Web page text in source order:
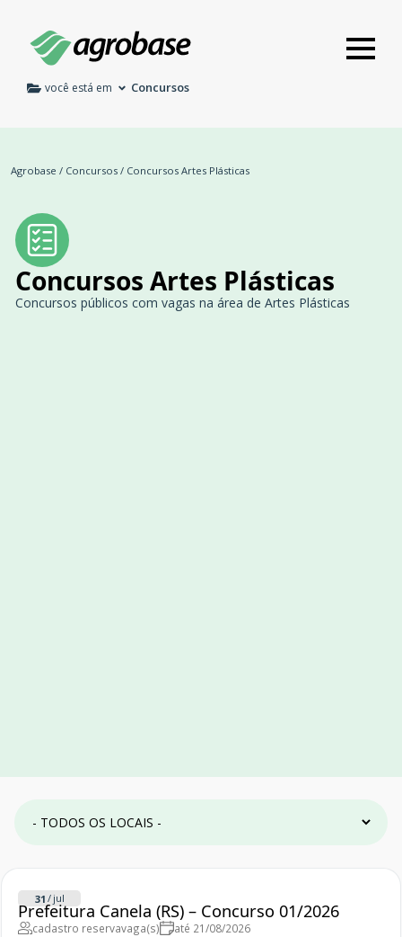
você está em Concursos
Agrobase / Concursos / Concursos Artes Plásticas
Concursos Artes Plásticas
Concursos públicos com vagas na área de Artes Plásticas
31 / jul
Prefeitura Canela (RS) – Concurso 01/2026
cadastro reservavaga(s) até 21/08/2026